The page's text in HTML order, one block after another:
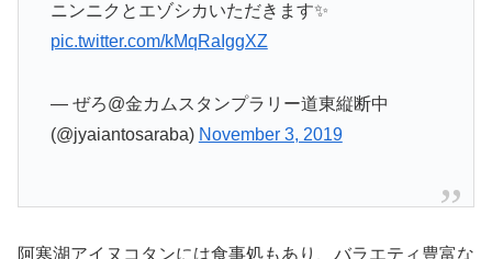
ニンニクとエゾシカいただきます✨
pic.twitter.com/kMqRaIggXZ
— ぜろ@金カムスタンプラリー道東縦断中
(@jyaiantosaraba) November 3, 2019
阿寒湖アイヌコタンには食事処もあり、バラエティ豊富な